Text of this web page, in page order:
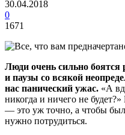
30.04.2018
0
1671
Люди очень сильно боятся
и паузы со всякой
нас панический ужас. «А
никогда и ничего не
— это уж точно, а чтобы
нужно потрудиться.